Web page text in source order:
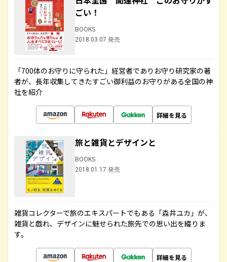
ごい！
BOOKS
2018.03.07 発売
「700体のお守りに守られた」経営者でありお守り研究家の著
者が、長年収集してきたすごい御利益のお守りがある全国の神
社を紹介
詳細を見る
旅と雑貨とデザインと
BOOKS
2018.01.17 発売
雑貨コレクターで旅のエキスパートでもある「森井ユカ」が、
雑貨と戯れ、デザインに魅せられた旅先での思い出を綴りま
す。
詳細を見る